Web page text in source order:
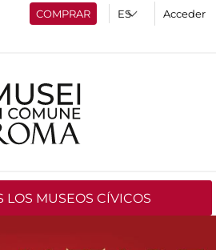
COMPRAR Acceder
LOS MUSEOS CÍVICOS